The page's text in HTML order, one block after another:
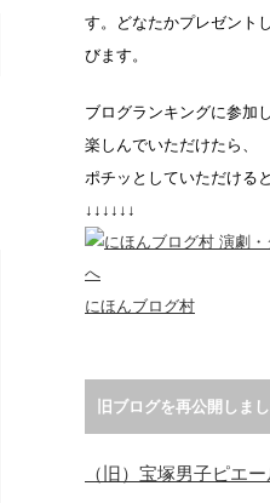
す。どなたかプレゼント
びます。
ブログランキングに参加
楽しんでいただけたら、
ポチッとしていただける
↓↓↓↓↓↓
にほんブログ村
旧ブログを再公開しまし
（旧）宝塚男子ピエ